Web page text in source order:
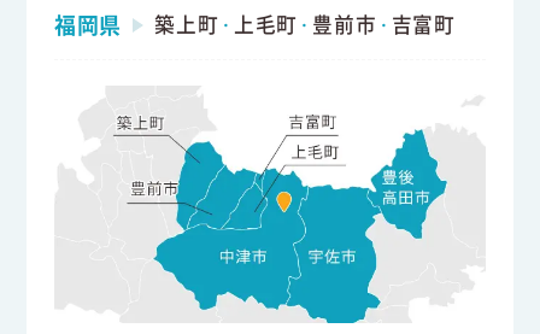
福岡県 築上町 ・ 上毛町 ・ 豊前市 ・ 吉富町